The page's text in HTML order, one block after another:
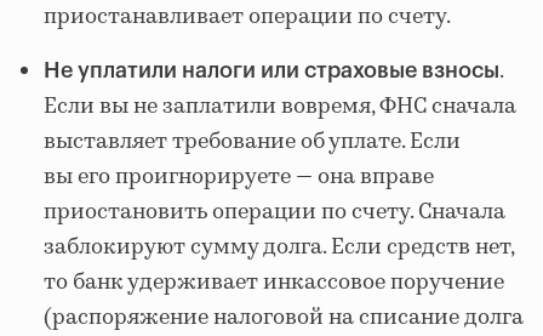
приостанавливает операции по счету.
Не уплатили налоги или страховые взносы.
Если вы не заплатили вовремя, ФНС сначала
выставляет требование об уплате. Если
вы его проигнорируете — она вправе
приостановить операции по счету. Сначала
заблокируют сумму долга. Если средств нет,
то банк удерживает инкассовое поручение
(распоряжение налоговой на списание долга